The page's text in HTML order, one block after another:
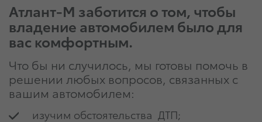
Атлант-М заботится о том, чтобы
владение автомобилем было для
вас комфортным.
Что бы ни случилось, мы готовы помочь в
решении любых вопросов, связанных с
вашим автомобилем:
изучим обстоятельства ДТП;